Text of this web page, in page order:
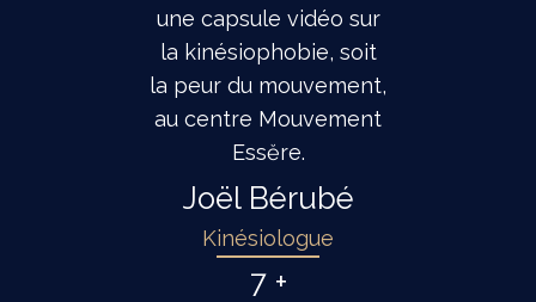
Joël Bérubé
Kinésiologue
7 +